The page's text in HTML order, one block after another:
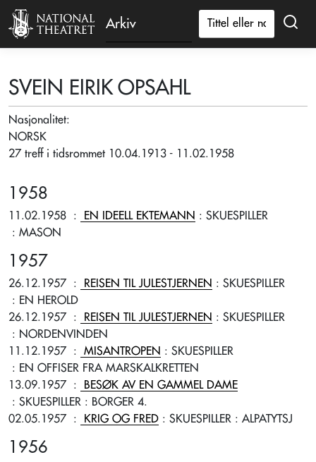
Arkiv
SVEIN EIRIK OPSAHL
Nasjonalitet:
NORSK
27 treff i tidsrommet 10.04.1913 - 11.02.1958
1958
11.02.1958 : EN IDEELL EKTEMANN : SKUESPILLER
: MASON
1957
26.12.1957 : REISEN TIL JULESTJERNEN : SKUESPILLER
: EN HEROLD
26.12.1957 : REISEN TIL JULESTJERNEN : SKUESPILLER
: NORDENVINDEN
11.12.1957 : MISANTROPEN : SKUESPILLER
: EN OFFISER FRA MARSKALKRETTEN
13.09.1957 :
BESØK AV EN GAMMEL DAME
: SKUESPILLER : BORGER 4.
02.05.1957 : KRIG OG FRED : SKUESPILLER : ALPATYTSJ
1956